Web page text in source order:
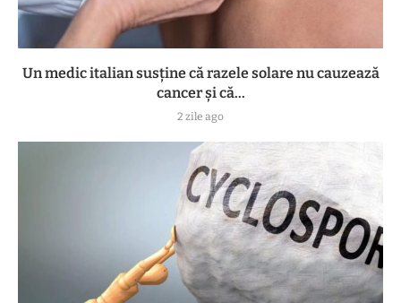
Un medic italian susține că razele solare nu cauzează
cancer și că...
2 zile ago